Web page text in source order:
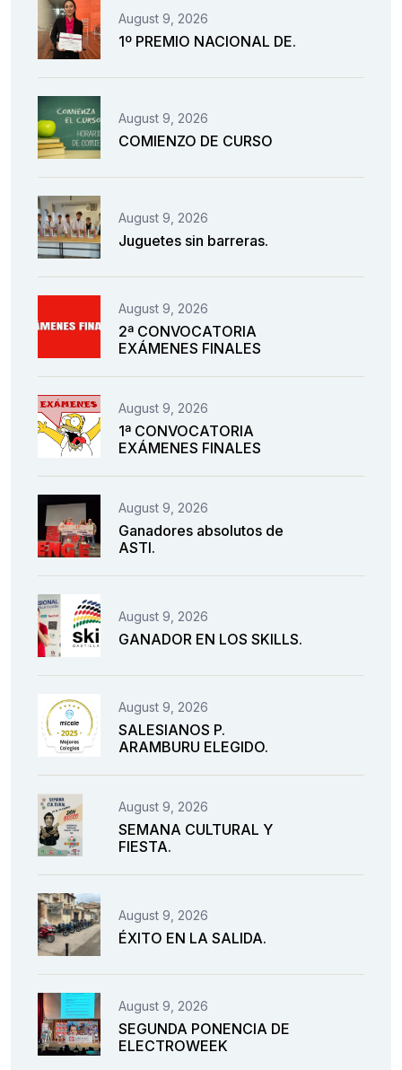
August 9, 2026
1º PREMIO NACIONAL DE.
August 9, 2026
COMIENZO DE CURSO
August 9, 2026
Juguetes sin barreras.
August 9, 2026
2ª CONVOCATORIA
EXÁMENES FINALES
August 9, 2026
1ª CONVOCATORIA
EXÁMENES FINALES
August 9, 2026
Ganadores absolutos de
ASTI.
August 9, 2026
GANADOR EN LOS SKILLS.
August 9, 2026
SALESIANOS P.
ARAMBURU ELEGIDO.
August 9, 2026
SEMANA CULTURAL Y
FIESTA.
August 9, 2026
ÉXITO EN LA SALIDA.
August 9, 2026
SEGUNDA PONENCIA DE
ELECTROWEEK